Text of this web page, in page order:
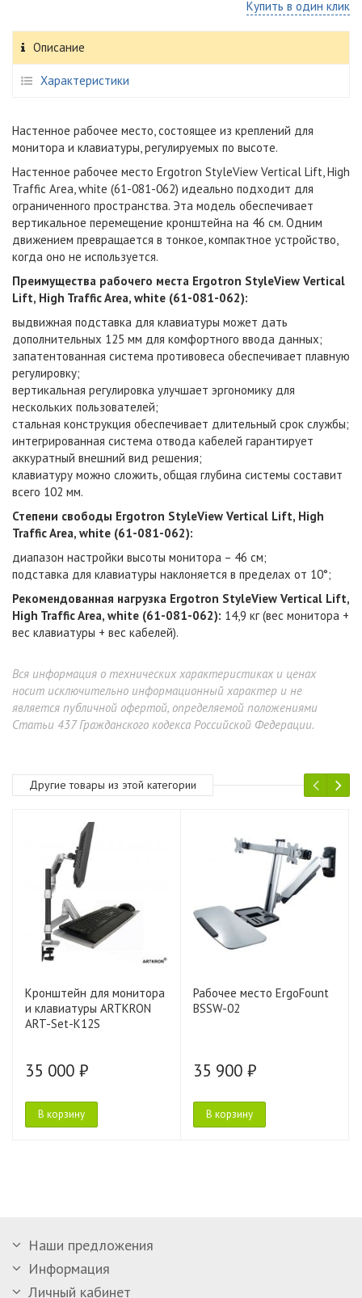
Купить в один клик
Описание
Характеристики
Настенное рабочее место, состоящее из креплений для
монитора и клавиатуры, регулируемых по высоте.
Настенное рабочее место Ergotron StyleView Vertical Lift, High
Traffic Area, white (61-081-062) идеально подходит для
ограниченного пространства. Эта модель обеспечивает
вертикальное перемещение кронштейна на 46 см. Одним
движением превращается в тонкое, компактное устройство,
когда оно не используется.
Преимущества рабочего места Ergotron StyleView Vertical
Lift, High Traffic Area, white (61-081-062):
выдвижная подставка для клавиатуры может дать
дополнительных 125 мм для комфортного ввода данных;
запатентованная система противовеса обеспечивает плавную
регулировку;
вертикальная регулировка улучшает эргономику для
нескольких пользователей;
стальная конструкция обеспечивает длительный срок службы;
интегрированная система отвода кабелей гарантирует
аккуратный внешний вид решения;
клавиатуру можно сложить, общая глубина системы составит
всего 102 мм.
Степени свободы Ergotron StyleView Vertical Lift, High
Traffic Area, white (61-081-062):
диапазон настройки высоты монитора – 46 см;
подставка для клавиатуры наклоняется в пределах от 10°;
Рекомендованная нагрузка Ergotron StyleView Vertical Lift,
High Traffic Area, white (61-081-062): 14,9 кг (вес монитора +
вес клавиатуры + вес кабелей).
Вся информация о технических характеристиках и ценах
носит исключительно информационный характер и не
является публичной офертой, определяемой положениями
Статьи 437 Гражданского кодекса Российской Федерации.
Другие товары из этой категории
Кронштейн для монитора
и клавиатуры ARTKRON
ART-Set-K12S
35 000 ₽
В корзину
Рабочее место ErgoFount
BSSW-02
35 900 ₽
В корзину
Наши предложения
Информация
Личный кабинет